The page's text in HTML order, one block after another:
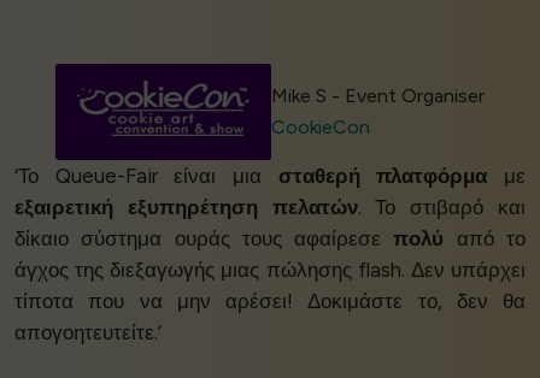
Mike S - Event Organiser
CookieCon
‘Το Queue-Fair είναι μια σταθερή πλατφόρμα με
εξαιρετική εξυπηρέτηση πελατών. Το στιβαρό και
δίκαιο σύστημα ουράς τους αφαίρεσεπολύ από το
άγχος της διεξαγωγής μιας πώλησης flash. Δεν υπάρχει
τίποτα που να μην αρέσει! Δοκιμάστε το, δεν θα
απογοητευτείτε.’